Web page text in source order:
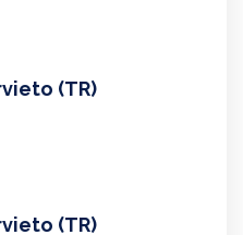
(TR)
(TR)